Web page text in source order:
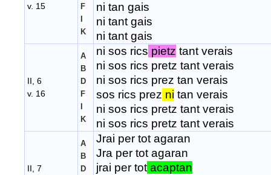
v. 15
F
K
ni tan gais
ni tant gais
ni tant gais
II, 6
v. 16
A
B
D
F
K
ni sos rics pietz tant verais
ni sos rics pretz tant verais
ni sos rics prez tan verais
sos rics prez ni tan verais
ni sos rics pretz tant verais
ni sos rics pretz tant verais
II, 7
A
B
D
Jrai per tot agaran
Jra per tot agaran
jrai per tot acaptan